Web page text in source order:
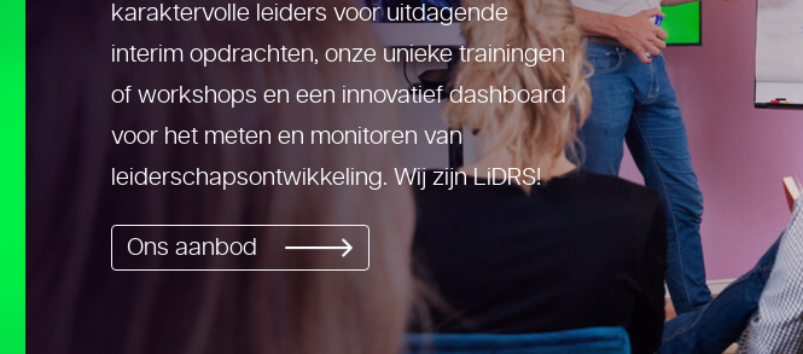
karaktervolle leiders voor uitdagende
interim opdrachten, onze unieke trainingen
of workshops en een innovatief dashboard
voor het meten en monitoren van
leiderschapsontwikkeling. Wij zijn LiDRS!
Ons aanbod